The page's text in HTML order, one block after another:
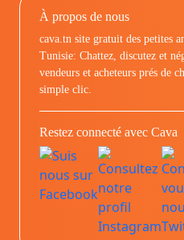
À propos de nous
cava.tn site gratuit des petites
Tunisie: Chattez, discutez et
vendeurs et acheteurs prés de
simple clic.
Restez connecté avec Cava